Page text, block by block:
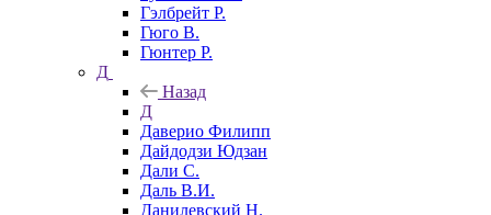
Гэлбрейт Р.
Гюго В.
Гюнтер Р.
Д
Назад
Д
Даверио Филипп
Дайдодзи Юдзан
Дали С.
Даль В.И.
Данилевский Н.